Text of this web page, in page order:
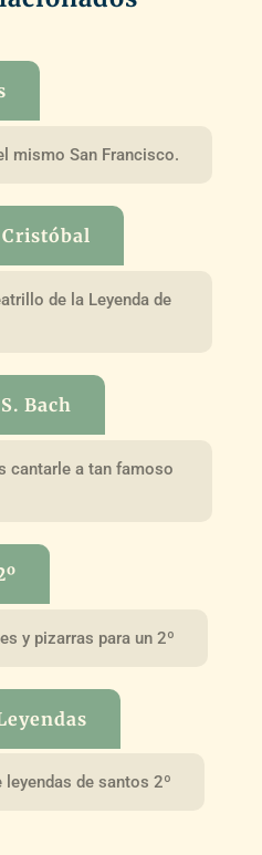
mismo San Francisco.
de la Leyenda de
Bach
cantarle a tan famoso
y pizarras para un 2º
leyendas de santos 2º